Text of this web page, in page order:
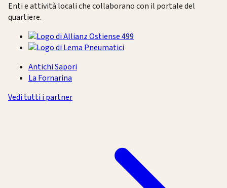
Enti e attività locali che collaborano con il portale del
quartiere.
Antichi Sapori
La Fornarina
Vedi tutti i partner